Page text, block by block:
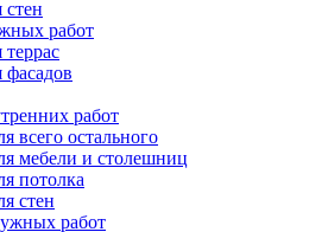
стен
работ
фасадов
работ
всего остального
мебели и столешниц
потолка
стен
работ